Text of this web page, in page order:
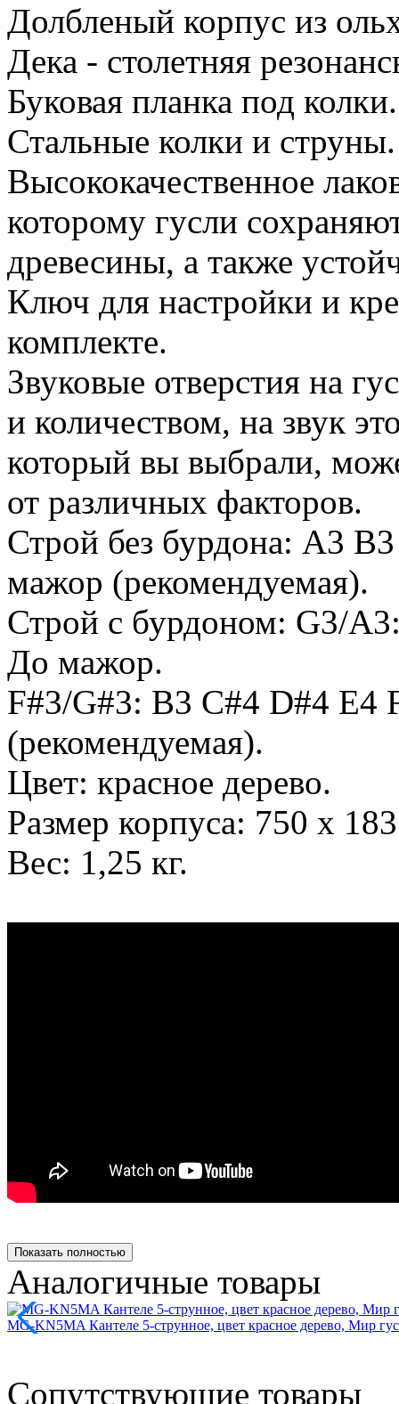
Долбленый корпус из
Дека - столетняя
Буковая планка под колки.
Стальные колки и струны.
Высококачественное
которому гусли
древесины, а также
Ключ для настройки и
комплекте.
Звуковые отверстия на
и количеством, на звук
который вы выбрали,
от различных факторов.
Строй без бурдона: A3
мажор (рекомендуемая).
Строй с бурдоном: G3/
До мажор.
F#3/G#3: B3 C#4 D#4
(рекомендуемая).
Цвет: красное дерево.
Размер корпуса: 750 х
Вес: 1,25 кг.
Показать полностью
Аналогичные товары
MG-KN5MA Кантеле 5-струнное, цвет красное дерево, Мир
Сопутствующие товары